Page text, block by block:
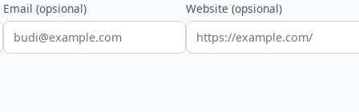
Email (opsional) Website (opsional)